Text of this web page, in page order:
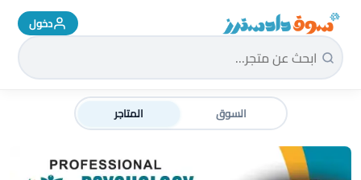
سوق دادسترز الرئيسية دخول
السوق المتاجر